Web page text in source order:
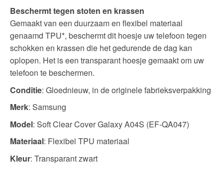
Beschermt tegen stoten en krassen
Gemaakt van een duurzaam en flexibel materiaal
genaamd TPU*, beschermt dit hoesje uw telefoon tegen
schokken en krassen die het gedurende de dag kan
oplopen. Het is een transparant hoesje gemaakt om uw
telefoon te beschermen.
Conditie: Gloednieuw, in de originele fabrieksverpakking
Merk: Samsung
Model: Soft Clear Cover Galaxy A04S (EF-QA047)
Materiaal: Flexibel TPU materiaal
Kleur: Transparant zwart